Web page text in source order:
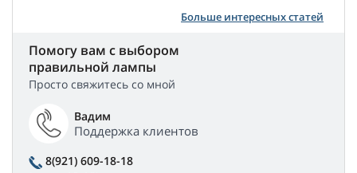
Больше интересных статей
Помогу вам с выбором
правильной лампы
Просто свяжитесь со мной
Вадим
Поддержка клиентов
8(921) 609-18-18